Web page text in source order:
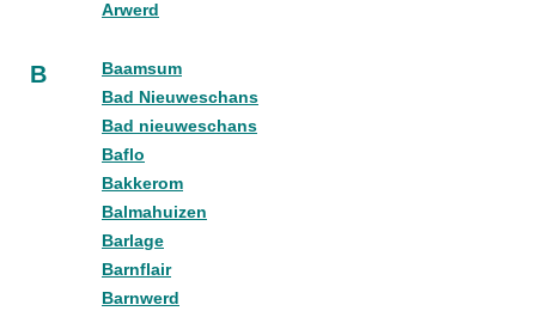
Arwerd
B
Baamsum
Bad Nieuweschans
Bad nieuweschans
Baflo
Bakkerom
Balmahuizen
Barlage
Barnflair
Barnwerd